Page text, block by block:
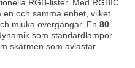
RGB-lister. Med RGBIC
och samma enhet, vilket
mjuka övergångar. En 80
som standardlampor
skärmen som avlastar